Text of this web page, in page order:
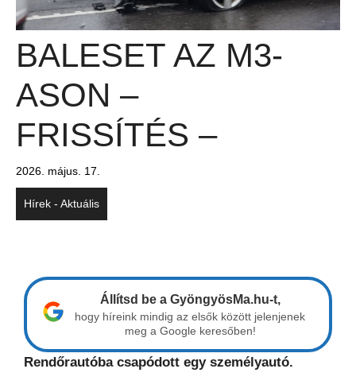
BALESET AZ M3-
ASON –
FRISSÍTÉS –
2026. május. 17.
Hírek - Aktuális
Állítsd be a GyöngyösMa.hu-t,
hogy híreink mindig az elsők között jelenjenek
meg a Google keresőben!
Rendőrautóba csapódott egy személyautó.